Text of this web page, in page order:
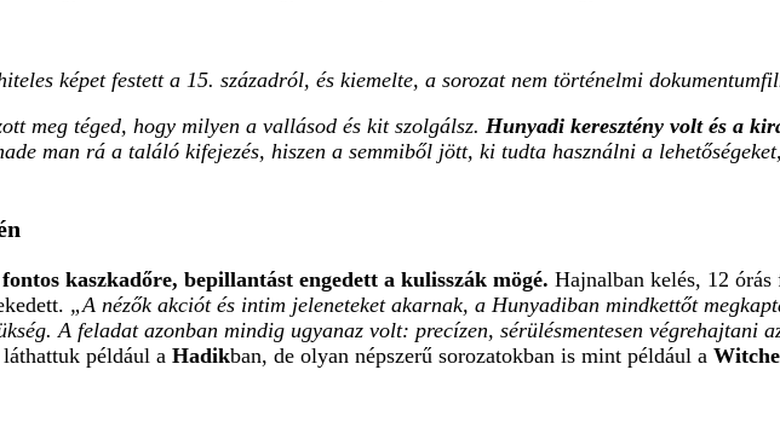
képet festett a 15. századról, és kiemelte, a sorozat nem történelmi
meg téged, hogy milyen a vallásod és kit szolgálsz. Hunyadi keresztény volt és a
man rá a találó kifejezés, hiszen a semmiből jött, ki tudta használni a
kaszkadőre, bepillantást engedett a kulisszák mögé. Hajnalban kelés, 12
„A nézők akciót és intim jeleneteket akarnak, a Hunyadiban mindkettőt
A feladat azonban mindig ugyanaz volt: precízen, sérülésmentesen végrehajtani
például a Hadikban, de olyan népszerű sorozatokban is mint például a